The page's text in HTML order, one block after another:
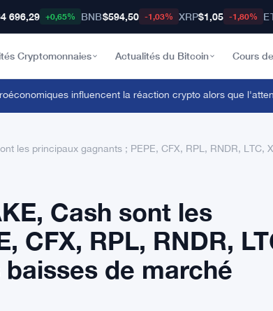
696,29 +0,65% BNB$594,50 -1,03% XRP$1,05 -1,80%
Cryptomonnaies Actualités du Bitcoin Cours
influencent la réaction crypto alors que l'attente
les principaux gagnants ; PEPE, CFX, RPL, RNDR,
Cash sont les
CFX, RPL, RNDR,
de marché